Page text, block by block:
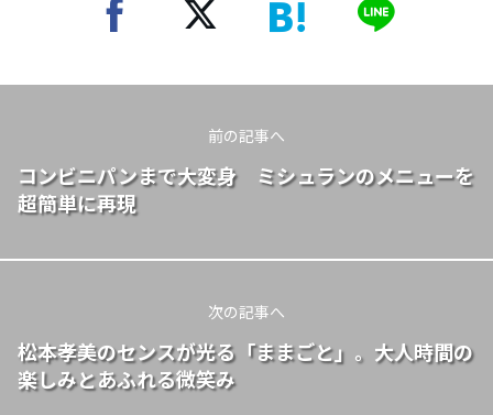
前の記事へ
コンビニパンまで大変身 ミシュランのメニューを
超簡単に再現
次の記事へ
松本孝美のセンスが光る「ままごと」。大人時間の
楽しみとあふれる微笑み